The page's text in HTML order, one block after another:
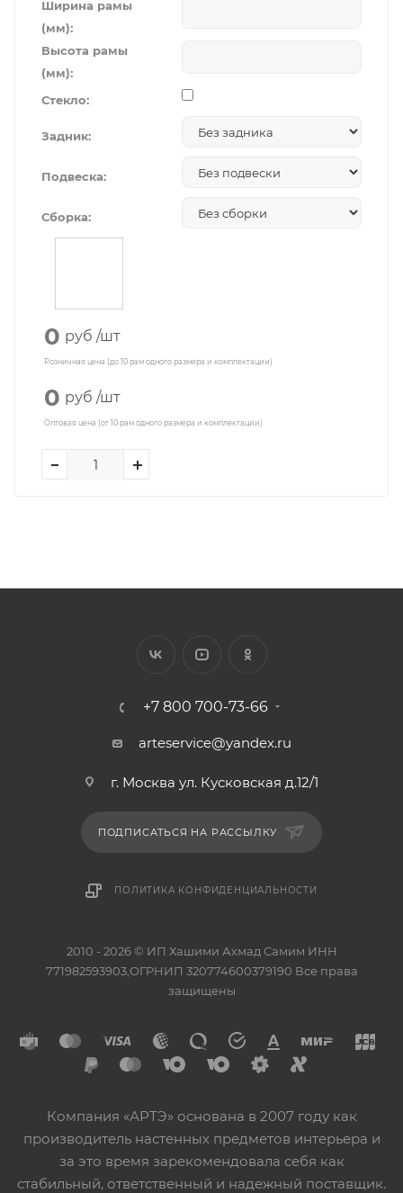
Ширина рамы
(мм):
Высота рамы
(мм):
Стекло:
Задник:
Подвеска:
Сборка:
0 руб /шт
Розничная цена (до 10 рам одного размера и комплектации)
0 руб /шт
Оптовая цена (от 10 рам одного размера и комплектации)
+7 800 700-73-66
arteservice@yandex.ru
г. Москва ул. Кусковская д.12/1
ПОДПИСАТЬСЯ НА РАССЫЛКУ
ПОЛИТИКА КОНФИДЕНЦИАЛЬНОСТИ
2010 - 2026 © ИП Хашими Ахмад Самим ИНН
771982593903,ОГРНИП 320774600379190 Все права
защищены
Компания «АРТЭ» основана в 2007 году как
производитель настенных предметов интерьера и
за это время зарекомендовала себя как
стабильный, ответственный и надежный поставщик.